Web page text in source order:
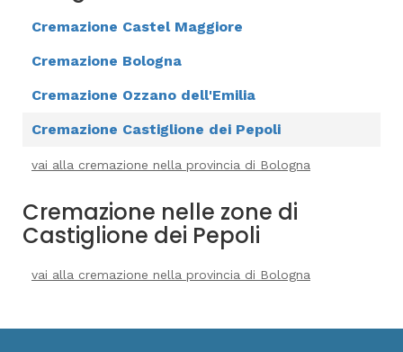
Cremazione Castel Maggiore
Cremazione Bologna
Cremazione Ozzano dell'Emilia
Cremazione Castiglione dei Pepoli
vai alla cremazione nella provincia di Bologna
Cremazione nelle zone di
Castiglione dei Pepoli
vai alla cremazione nella provincia di Bologna